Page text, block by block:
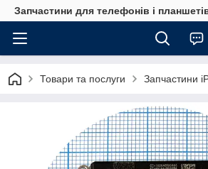
Запчастини для телефонів і
Товари та послуги Запчастини